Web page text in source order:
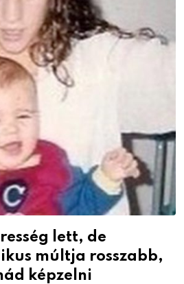
lett, de
múltja rosszabb,
képzelni